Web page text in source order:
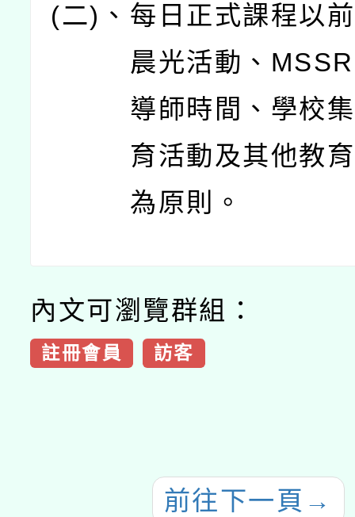
(二)、 每日正式課程以
晨光活動、
導師時間、學校
育活動及其他教
為原則。
內文可瀏覽群組：
註冊會員 訪客
前往下一頁 →